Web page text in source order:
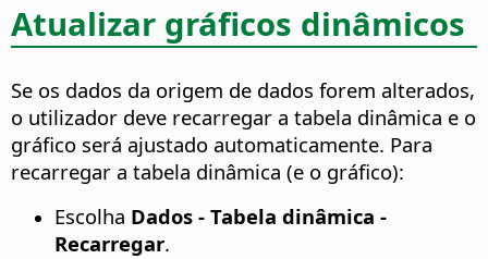
Atualizar gráficos dinâmicos
Se os dados da origem de dados forem alterados,
o utilizador deve recarregar a tabela dinâmica e o
gráfico será ajustado automaticamente. Para
recarregar a tabela dinâmica (e o gráfico):
Escolha Dados - Tabela dinâmica -
Recarregar.